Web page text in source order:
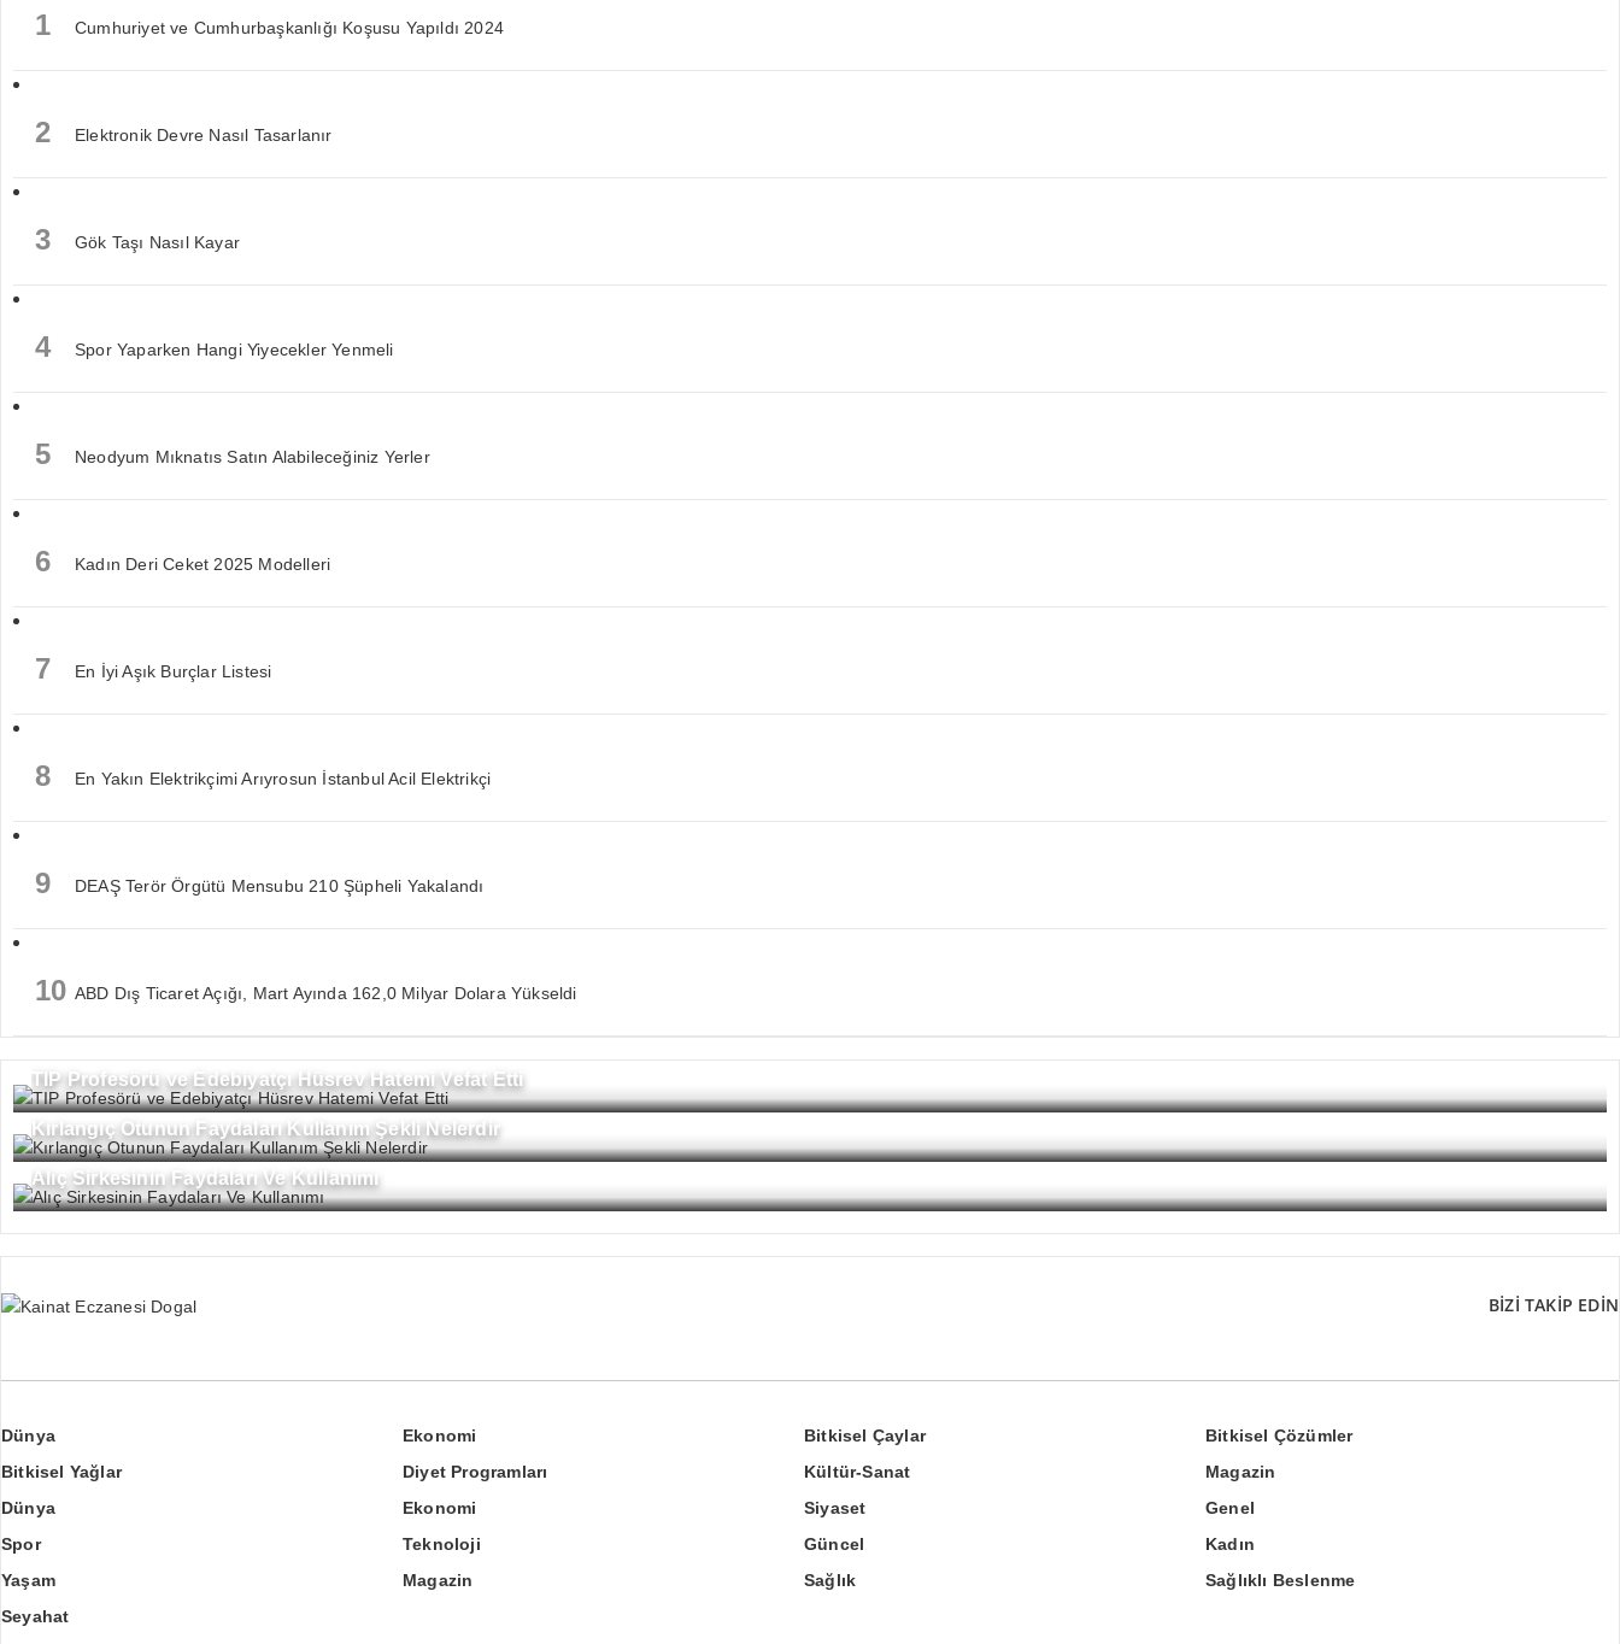
1 Cumhuriyet ve Cumhurbaşkanlığı Koşusu Yapıldı 2024
2 Elektronik Devre Nasıl Tasarlanır
3 Gök Taşı Nasıl Kayar
4 Spor Yaparken Hangi Yiyecekler Yenmeli
5 Neodyum Mıknatıs Satın Alabileceğiniz Yerler
6 Kadın Deri Ceket 2025 Modelleri
7 En İyi Aşık Burçlar Listesi
8 En Yakın Elektrikçimi Arıyrosun İstanbul Acil Elektrikçi
9 DEAŞ Terör Örgütü Mensubu 210 Şüpheli Yakalandı
10 ABD Dış Ticaret Açığı, Mart Ayında 162,0 Milyar Dolara Yükseldi
TIP Profesörü ve Edebiyatçı Hüsrev Hatemi Vefat Etti
Kırlangıç Otunun Faydaları Kullanım Şekli Nelerdir
Alıç Sirkesinin Faydaları Ve Kullanımı
BİZİ TAKİP EDİN
Dünya Ekonomi Bitkisel Çaylar
Bitkisel Çözümler
Bitkisel Yağlar
Diyet Programları Kültür-Sanat
Magazin
Dünya
Ekonomi Siyaset
Genel
Spor
Teknoloji Güncel
Kadın
Yaşam
Magazin Sağlık
Sağlıklı Beslenme
Seyahat